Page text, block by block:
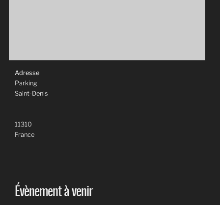
Adresse
Parking
Saint-Denis
11310
France
Évènement à venir